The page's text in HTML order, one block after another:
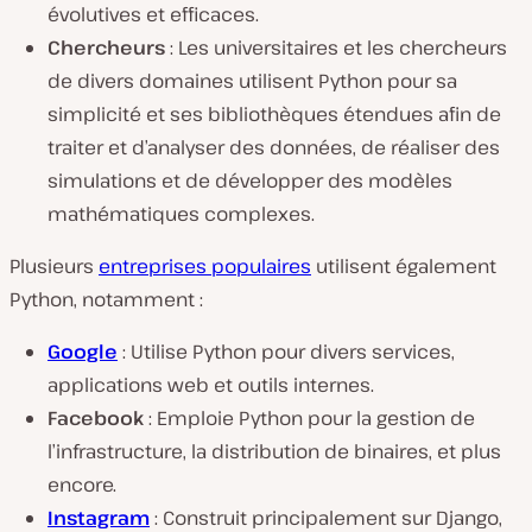
évolutives et efficaces.
Chercheurs: Les universitaires et les chercheurs
de divers domaines utilisent Python pour sa
simplicité et ses bibliothèques étendues afin de
traiter et d’analyser des données, de réaliser des
simulations et de développer des modèles
mathématiques complexes.
Plusieurs entreprises populaires utilisent également
Python, notamment :
Google : Utilise Python pour divers services,
applications web et outils internes.
Facebook: Emploie Python pour la gestion de
l’infrastructure, la distribution de binaires, et plus
encore.
Instagram: Construit principalement sur Django,